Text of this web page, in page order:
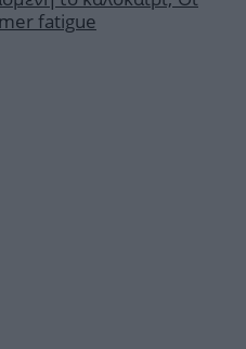
fatigue